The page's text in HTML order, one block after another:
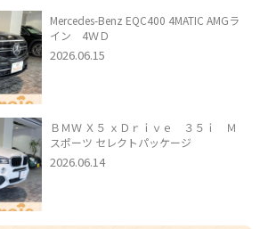
Mercedes-Benz EQC400 4MATIC AMGラ
イン 4ＷＤ
2026.06.15
ＢＭＷ Ｘ５ ｘＤｒｉｖｅ ３５ｉ Ｍ
スポーツ セレクトパッケージ
2026.06.14